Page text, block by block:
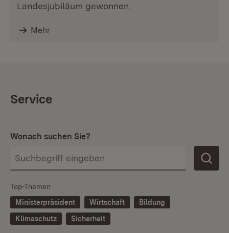
Landesjubiläum gewonnen.
Mehr
Service
Wonach suchen Sie?
Top-Themen
Ministerpräsident
Wirtschaft
Bildung
Klimaschutz
Sicherheit